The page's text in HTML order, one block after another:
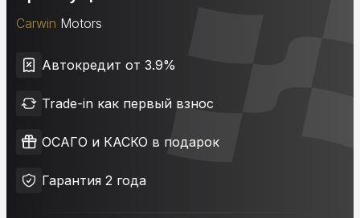
Carwin Motors
Автокредит от 3.9%
Trade-in как первый взнос
ОСАГО и КАСКО в подарок
Гарантия 2 года